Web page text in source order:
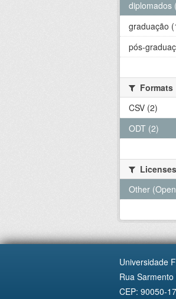
diplomados
graduação
pós-
Formats
CSV (2)
ODT (2)
Licenses
Other
Universidade
Rua
CEP: 90050-